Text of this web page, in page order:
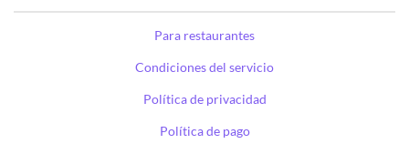
Para restaurantes
Condiciones del servicio
Política de privacidad
Política de pago